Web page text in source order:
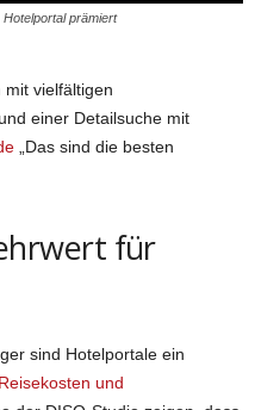
prämiert
vielfältigen
einer Detailsuche mit
„Das sind die besten
für
sind Hotelportale ein
Reisekosten und